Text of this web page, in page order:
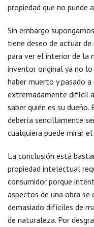
propiedad que no puede
Sin embargo
tiene deseo de actuar
para ver el interior de la
inventor original ya no lo
haber muerto y pasado
extremadamente difícil
saber quién es su
debería sencillamente
cualquiera puede mirar
La conclusión está
propiedad intelectual
consumidor porque
aspectos de una obra
demasiado difíciles de
de naturaleza. Por